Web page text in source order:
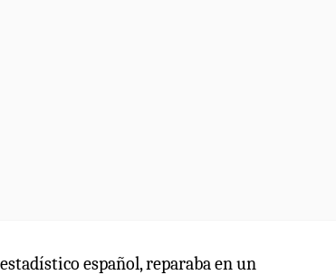
estadístico español, reparaba en un